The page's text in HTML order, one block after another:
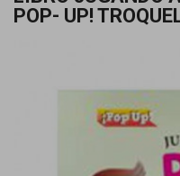
POP- UP!